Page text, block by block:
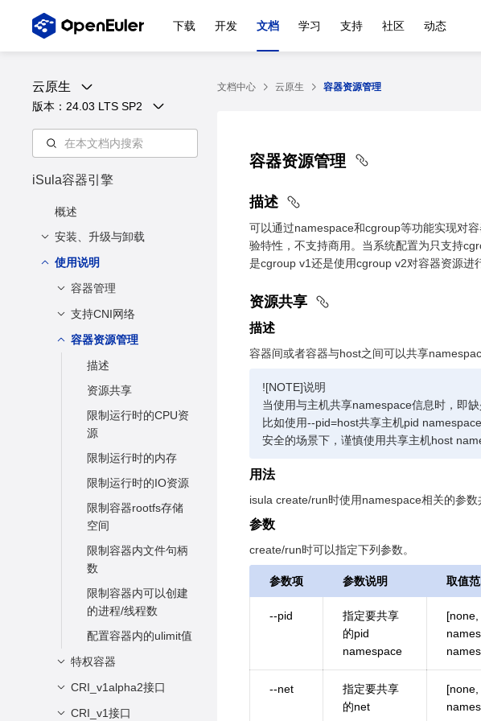
下载 开发 文档 学习 支持 社区 动态
云原生
版本： 24.03 LTS SP2
iSula容器引擎
概述
安装、升级与卸载
安装与配置
安装方法
配置方法
描述
接口
限制
升级
卸载
使用说明
容器管理
创建容器
启动容器
运行容器
停止容器
强制停止容器
删除容器
接入容器
重命名容器
在容器中执行新命令
查询所有容器信息
重启容器
等待容器退出
查看容器中进程信息
查看容器使用的资源
获取容器日志
容器与主机之间数据
支持CNI网络
描述
接口
使用限制
容器资源管理
描述
资源共享
限制运行时的CPU资
源
限制运行时的内存
限制运行时的IO资源
限制容器rootfs存储
空间
限制容器内文件句柄
数
限制容器内可以创建
的进程/线程数
配置容器内的ulimit值
特权容器
场景说明
使用限制
CRI_v1alpha2接口
描述
CRI_v1接口
文档中心 云原生 容器资源管理
容器资源管理
描述
可以通过namespace和cgroup等功能实现对
验特性，不支持商用。当系统配置为只支持
是cgroup v1还是使用cgroup v2对容器资源进
资源共享
描述
容器间或者容器与host之间可以共享
![NOTE]说明
当使用与主机共享namespace信息时，即
比如使用--pid=host共享主机pid
安全的场景下，谨慎使用共享主机host
用法
isula create/run时使用namespace相关的参数
参数
create/run时可以指定下列参数。
参数项 参数说明 取值
--pid
指定要共享
的pid
namespace
--net
指定要共享
的net